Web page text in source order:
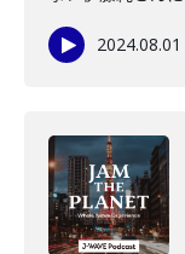
2024.08.01